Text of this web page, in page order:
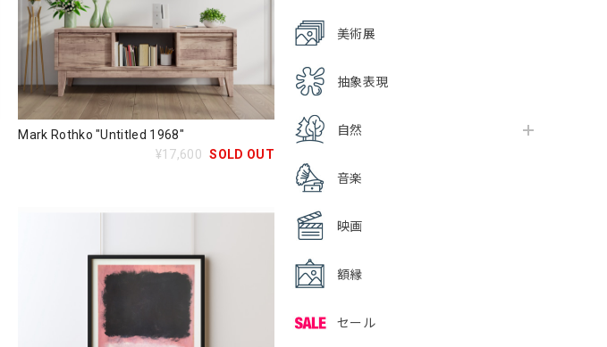
美術展
抽象表現
自然
音楽
映画
額縁
セール
Mark Rothko "Untitled 1968"
¥17,600 SOLD OUT